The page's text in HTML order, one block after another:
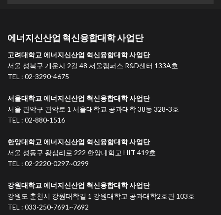
에너지신산업 혁신융합대학 사업단
고려대학교 에너지신산업 혁신융합대학 사업단
서울 성북구 개운사 2길 48 서울캠퍼스 R&D센터 133A호
TEL : 02-3290-4675
서울대학교 에너지신산업 혁신융합대학 사업단
서울 관악구 관악로 1 서울대학교 공과대학 38동 328-3호
TEL : 02-880-1516
한양대학교 에너지신산업 혁신융합대학 사업단
서울 성동구 왕십리로 222 한양대학교 HIT 419호
TEL : 02-2220-0297~0299
강원대학교 에너지신산업 혁신융합대학 사업단
강원도 춘천시 강원대학길 1 강원대학교 공과대학2호관 103호
TEL : 033-250-7691~7692